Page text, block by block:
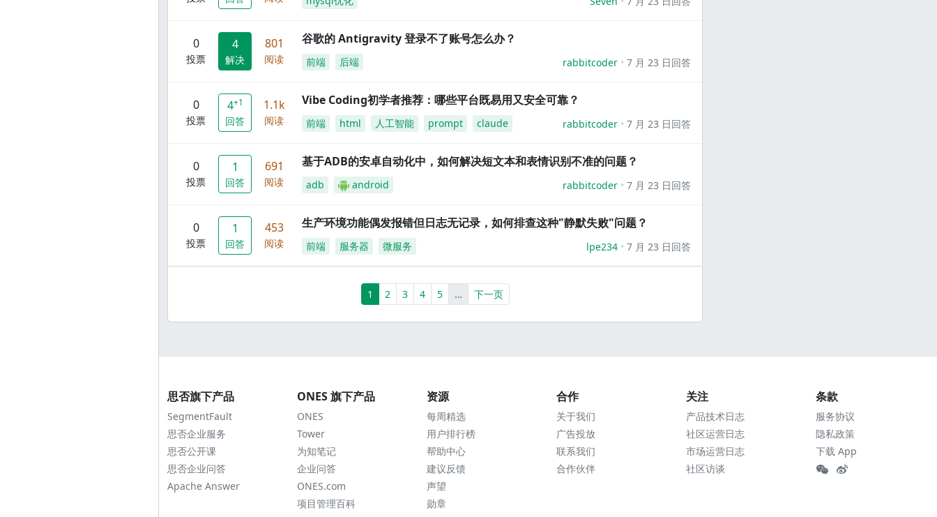
0
投票
4
解决
801
阅读
谷歌的 Antigravity 登录不了账号怎么办？
前端 后端 rabbitcoder 7 月 23 日回答
0
投票
4+1
回答
1.1k
阅读
Vibe Coding初学者推荐：哪些平台既易用又安全可靠？
前端 html 人工智能 prompt claude rabbitcoder 7 月 23 日回答
0
投票
1
回答
691
阅读
基于ADB的安卓自动化中，如何解决短文本和表情识别不准的问题？
adb android rabbitcoder 7 月 23 日回答
0
投票
1
回答
453
阅读
生产环境功能偶发报错但日志无记录，如何排查这种"静默失败"问题？
前端 服务器 微服务 lpe234 7 月 23 日回答
1 (current)
2 3 4 5 …More下一页
思否旗下产品
SegmentFault
思否企业服务
思否公开课
思否企业问答
Apache Answer
ONES 旗下产品
ONES
Tower
为知笔记
企业问答
ONES.com
项目管理百科
资源
每周精选
用户排行榜
帮助中心
建议反馈
声望
勋章
合作
关于我们
广告投放
联系我们
合作伙伴
关注
产品技术日志
社区运营日志
市场运营日志
社区访谈
条款
服务协议
隐私政策
下载 App